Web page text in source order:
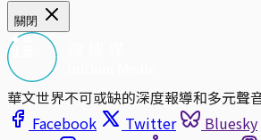
關閉
華文世界不可或缺的深度報導和多元聲
Facebook
Twitter Bluesky